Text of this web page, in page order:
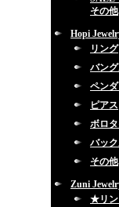
その他
Hopi
リング
バン
ペン
ピアス
ボロ
バッ
その他
Zuni
★リン